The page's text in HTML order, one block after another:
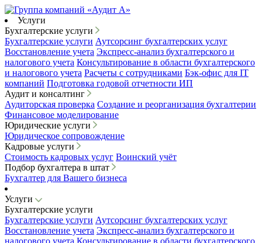
Услуги
Бухгалтерские услуги
Бухгалтерские услуги Аутсорсинг бухгалтерских услуг
Восстановление учета Экспресс-анализ бухгалтерского и
налогового учета Консультирование в области бухгалтерского
и налогового учета Расчеты с сотрудниками Бэк-офис для IT
компаний Подготовка годовой отчетности ИП
Аудит и консалтинг
Аудиторская проверка Создание и реорганизация бухгалтерии
Финансовое моделирование
Юридические услуги
Юридическое сопровождение
Кадровые услуги
Стоимость кадровых услуг Воинский учёт
Подбор бухгалтера в штат
Бухгалтер для Вашего бизнеса
Услуги
Бухгалтерские услуги
Бухгалтерские услуги Аутсорсинг бухгалтерских услуг
Восстановление учета Экспресс-анализ бухгалтерского и
налогового учета Консультирование в области бухгалтерского